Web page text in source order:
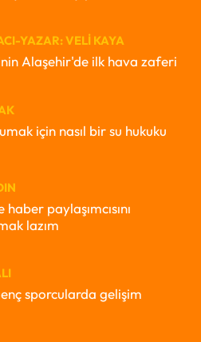
YAZAR: VELI KAYA
Alaşehir'de ilk hava zaferi
için nasıl bir su hukuku
paylaşımcısını
lazım
sporcularda gelişim